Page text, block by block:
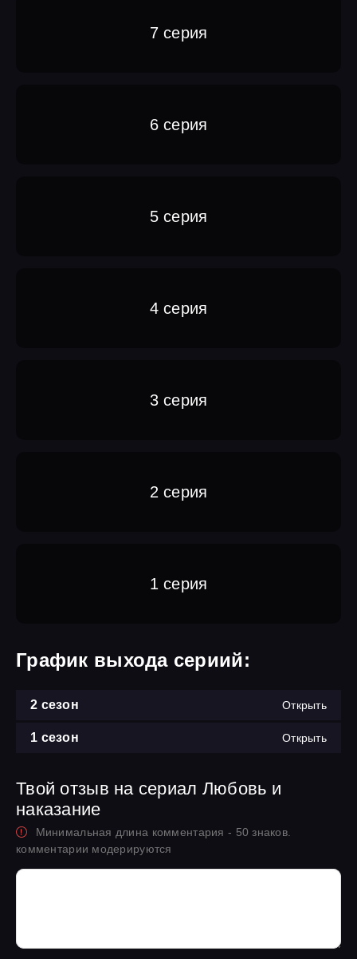
7 серия
6 серия
5 серия
4 серия
3 серия
2 серия
1 серия
График выхода сериий:
2 сезон Открыть
1 сезон Открыть
Твой отзыв на сериал Любовь и
наказание
Минимальная длина комментария - 50 знаков.
комментарии модерируются